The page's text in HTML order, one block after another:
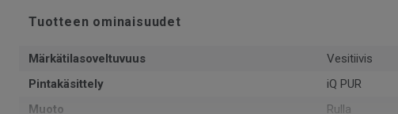
Tuotteen ominaisuudet
Märkätilasoveltuvuus
Vesitiivis
Pintakäsittely
iQ PUR
Muoto
Rulla